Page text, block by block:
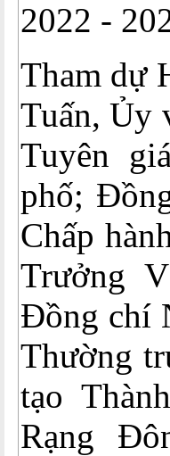
2022 -
Tham dự
Tuấn, Ủy
Tuyên
phố;
Chấp
Trưởng
Đồng chí
Thường
tạo
Rạng